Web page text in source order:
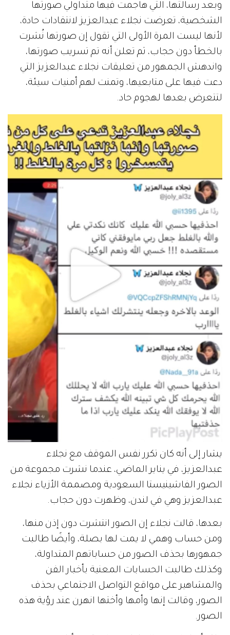
وبعد رسالتها، التي هاجمت فيها متداولي صورتها
الشخصية، تعرضت نجلاء عبدالعزيز لانتقادات حادة،
لأنها ليست المرة الأولى التي تقول إن صورتها نُشرت
بالخطأ دون حجاب، ثم تعلن أنه تم تسريب صورتها،
واندهش الجمهور من تعليقات نجلاء عبدالعزيز التي
دعت فيها على متابعيها، وتمنت لهم أمنيات سيئة،
لتتعرض بعدها لهجوم حاد.
يشار إلى أنه كان تكرر نفس الموقف مع نجلاء
عبدالعزيز، في يناير الماضي، عندما نشرت مجموعة من
الصور الفاشينيستا السعودية ومصممة الأزياء نجلاء
عبدالعزيز وهي في لندن، وظهرت دون حجاب.
بعدها، قالت نجلاء إن الصور انتشرت دون إذن منها،
ومن حساب وهمي لا يمت لها بصلة، وأيضًا طالبت
جمهورها بحذف الصور من حساباتهم المتداولة،
وكذلك طالبت الحسابات المعنية بأخبار الفن
والمشاهير على مواقع التواصل الاجتماعي بحذف
الصور، وقالت إنها وأمها وأختها انهرن عند رؤية هذه
الصور.